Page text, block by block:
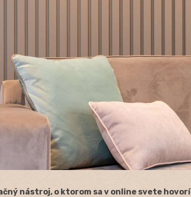
nástroj, o ktorom sa v online svete hovorí